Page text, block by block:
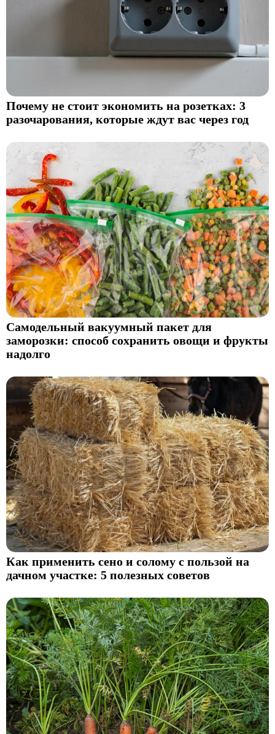
Почему не стоит экономить на розетках: 3
разочарования, которые ждут вас через год
Самодельный вакуумный пакет для
заморозки: способ сохранить овощи и фрукты
надолго
Как применить сено и солому с пользой на
дачном участке: 5 полезных советов